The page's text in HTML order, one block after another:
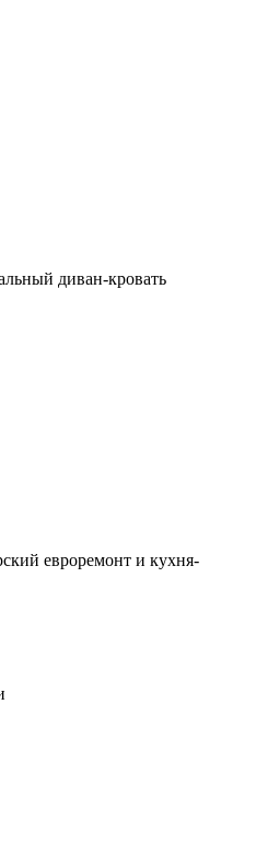
диван-кровать
евроремонт и кухня-